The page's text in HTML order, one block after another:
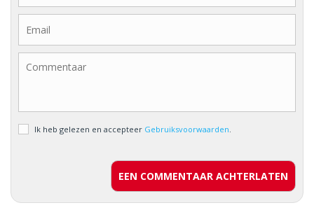
Ik heb gelezen en accepteer Gebruiksvoorwaarden.
EEN COMMENTAAR ACHTERLATEN